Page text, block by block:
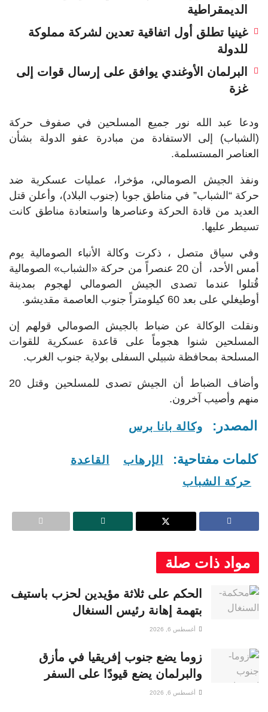
الديمقراطية
غينيا تطلق أول اتفاقية تعدين لشركة مملوكة
للدولة
البرلمان الأوغندي يوافق على إرسال قوات إلى
غزة
ودعا عبد الله نور جميع المسلحين في صفوف حركة
(الشباب) إلى الاستفادة من مبادرة عفو الدولة بشأن
العناصر المستسلمة.
ونفذ الجيش الصومالي، مؤخرا، عمليات عسكرية ضد
حركة “الشباب” في مناطق جوبا (جنوب البلاد)، وأعلن قتل
العديد من قادة الحركة وعناصرها واستعادة مناطق كانت
تسيطر عليها.
وفي سياق متصل ، ذكرت وكالة الأنباء الصومالية يوم
أمس الأحد، أن 20 عنصراً من حركة «الشباب» الصومالية
قُتلوا عندما تصدى الجيش الصومالي لهجوم بمدينة
أوطيغلي على بعد 60 كيلومتراً جنوب العاصمة مقديشو.
ونقلت الوكالة عن ضباط بالجيش الصومالي قولهم إن
المسلحين شنوا هجوماً على قاعدة عسكرية للقوات
المسلحة بمحافظة شبيلي السفلى بولاية جنوب الغرب.
وأضاف الضباط أن الجيش تصدى للمسلحين وقتل 20
منهم وأصيب آخرون.
المصدر: وكالة بانا برس
كلمات مفتاحية: الإرهاب
القاعدة
حركة الشباب
مواد ذات صلة
الحكم على ثلاثة مؤيدين لحزب باستيف
بتهمة إهانة رئيس السنغال
أغسطس 6, 2026
زوما يضع جنوب إفريقيا في مأزق
والبرلمان يضع قيودًا على السفر
أغسطس 6, 2026